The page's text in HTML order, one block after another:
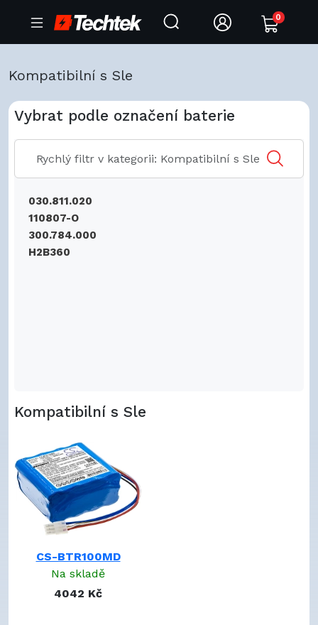
0
Kompatibilní s Sle
Vybrat podle označení baterie
030.811.020
110807-O
300.784.000
H2B360
Kompatibilní s Sle
CS-BTR100MD
Na skladě
4042 Kč